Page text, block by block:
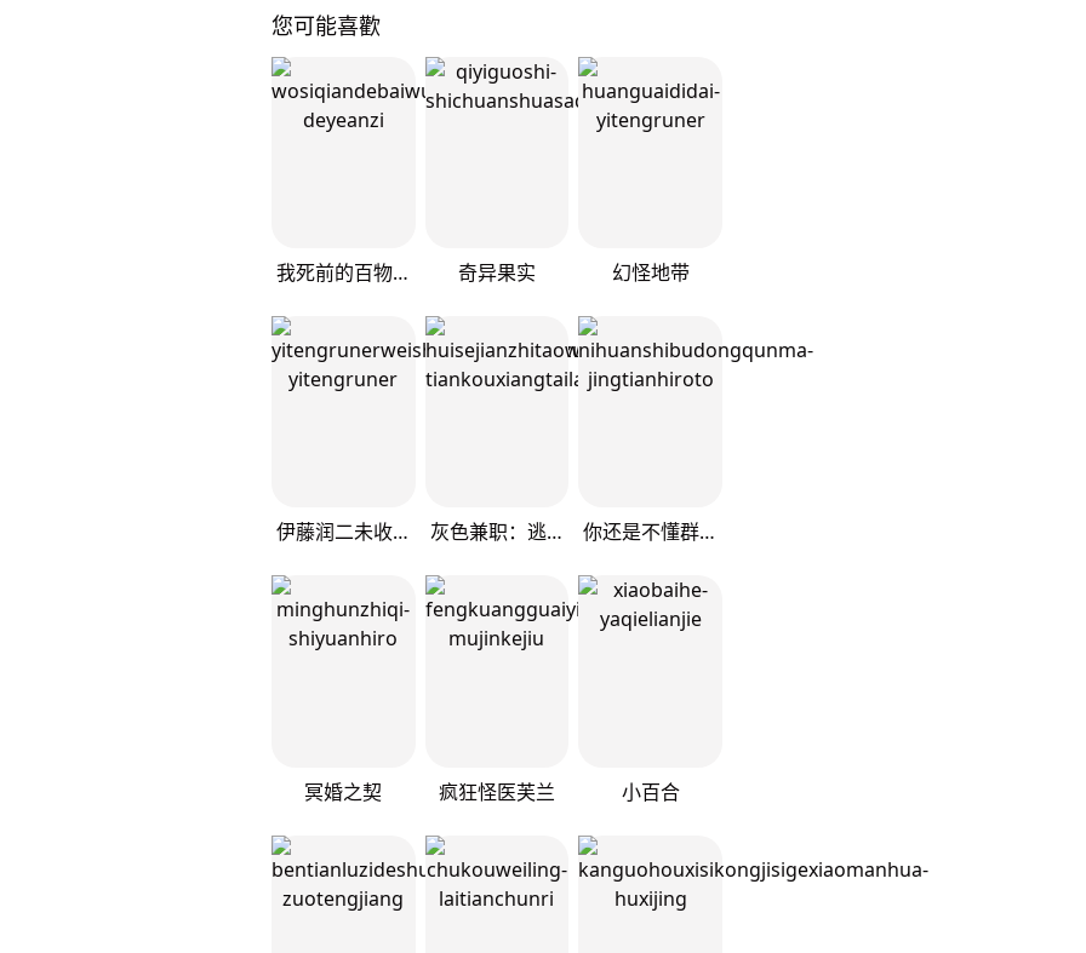
您可能喜歡
我死前的百物语 奇异果实 幻怪地带
伊藤润二未收录短篇作品 灰色兼职：逃亡禁止 你还是不懂群马
冥婚之契 疯狂怪医芙兰 小百合